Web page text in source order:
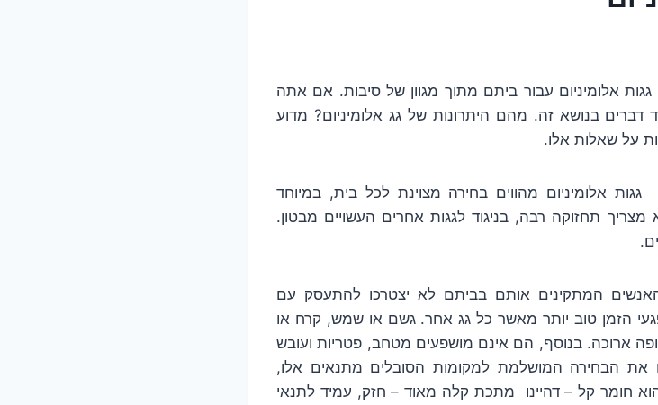
אלומיניום עבור ביתם מתוך מגוון של סיבות. אם אתה
בנושא זה. מהם היתרונות של גג אלומיניום? מדוע
על שאלות אלו.
גגות אלומיניום מהווים בחירה מצוינת לכל בית, במיוחד
תחזוקה רבה, בניגוד לגגות אחרים העשויים מבטון.
המתקינים אותם בביתם לא יצטרכו להתעסק עם
הזמן טוב יותר מאשר כל גג אחר. גשם או שמש, קרח או
ארוכה. בנוסף, הם אינם מושפעים מטחב, פטריות ועובש
את הבחירה המושלמת למקומות הסובלים מתנאים אלו,
חומר קל – דהיינו מתכת קלה מאוד – חזק, עמיד לתנאי